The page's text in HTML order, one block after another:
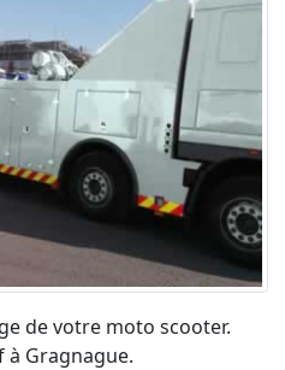
de votre moto scooter.
à Gragnague.